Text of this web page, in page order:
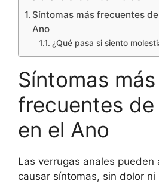
Síntomas más frecuentes
Ano
¿Qué pasa si siento
Síntomas más
frecuentes de
en el Ano
Las verrugas anales pueden
causar síntomas, sin dolor